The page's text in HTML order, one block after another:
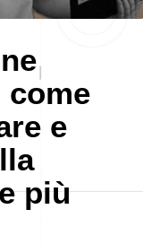
come
e
più